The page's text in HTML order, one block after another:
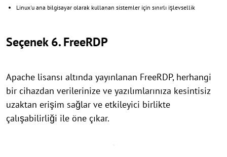
Linux'u ana bilgisayar olarak kullanan sistemler için sınırlı işlevsellik
Seçenek 6. FreeRDP
Apache lisansı altında yayınlanan FreeRDP, herhangi
bir cihazdan verilerinize ve yazılımlarınıza kesintisiz
uzaktan erişim sağlar ve etkileyici birlikte
çalışabilirliği ile öne çıkar.